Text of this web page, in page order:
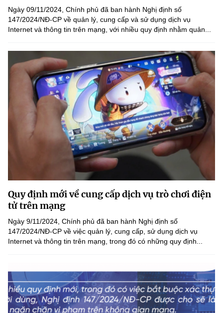
Ngày 09/11/2024, Chính phủ đã ban hành Nghị định số
147/2024/NĐ-CP về quản lý, cung cấp và sử dụng dịch vụ
Internet và thông tin trên mạng, với nhiều quy định nhằm quản...
Quy định mới về cung cấp dịch vụ trò chơi điện
tử trên mạng
Ngày 9/11/2024, Chính phủ đã ban hành Nghị định số
147/2024/NĐ-CP về việc quản lý, cung cấp, sử dụng dịch vụ
Internet và thông tin trên mạng, trong đó có những quy định...